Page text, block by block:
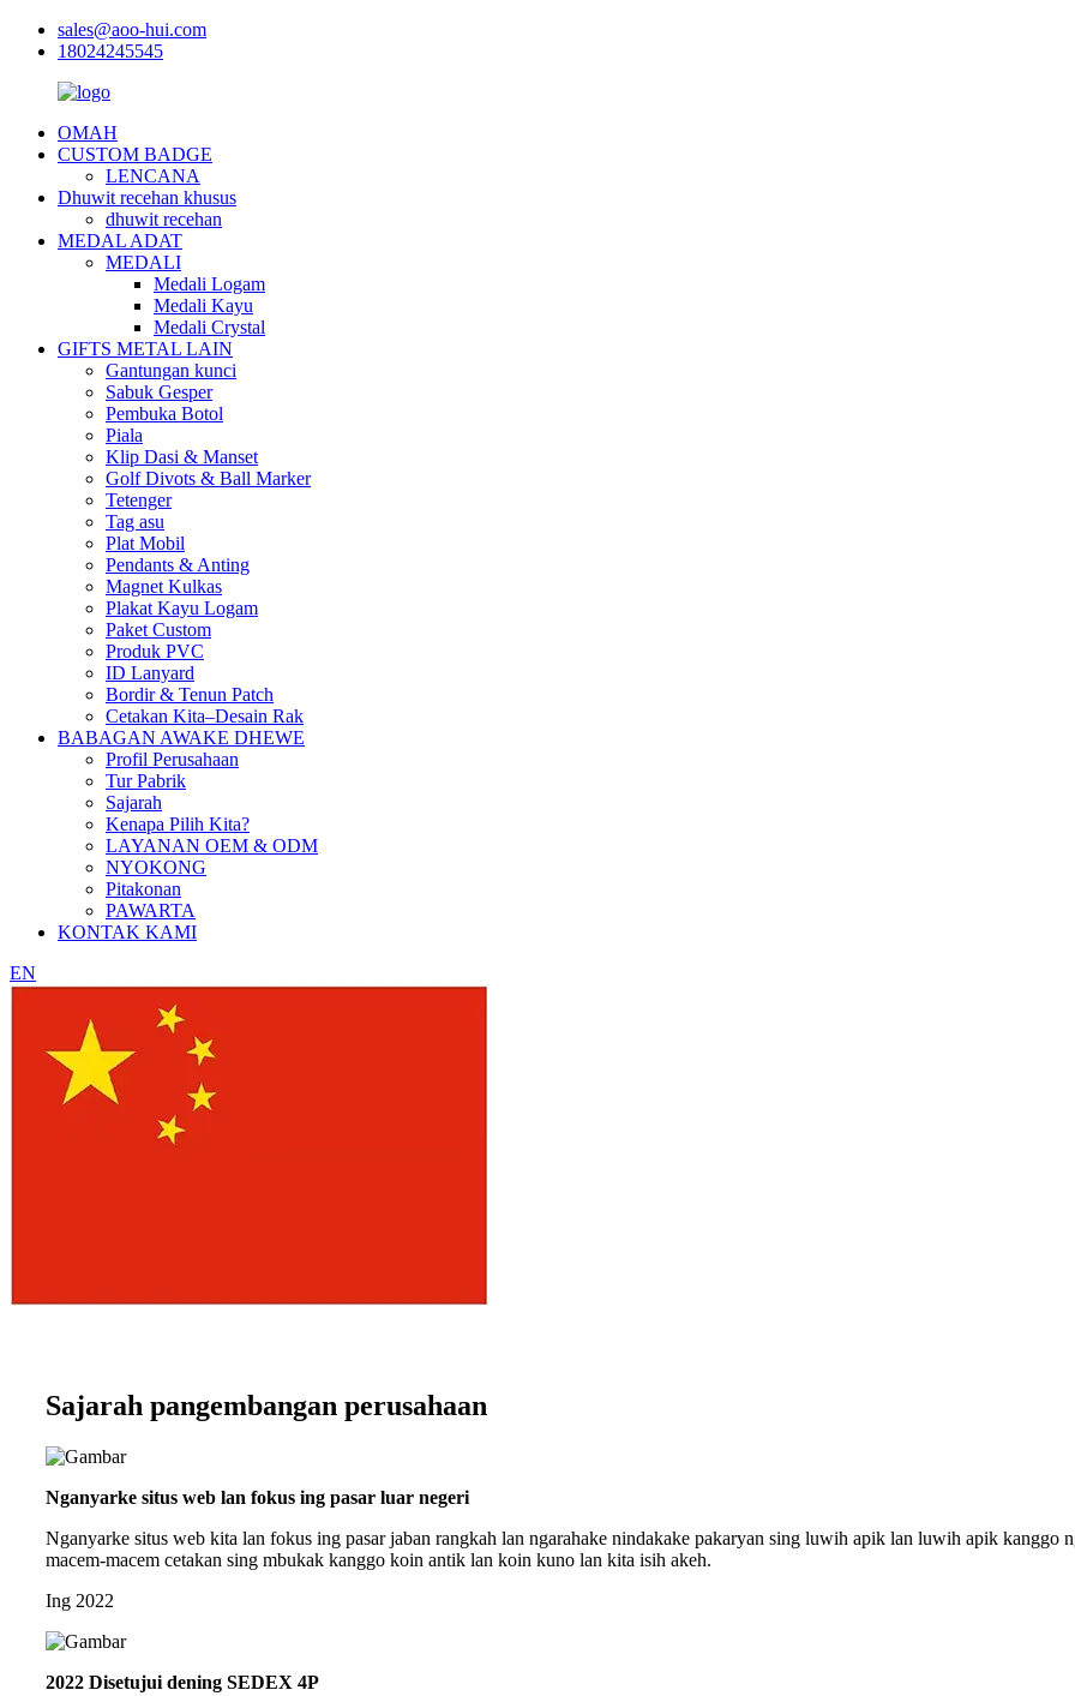
sales@aoo-hui.com
18024245545
OMAH
CUSTOM BADGE
LENCANA
Dhuwit recehan khusus
dhuwit recehan
MEDAL ADAT
MEDALI
Medali Logam
Medali Kayu
Medali Crystal
GIFTS METAL LAIN
Gantungan kunci
Sabuk Gesper
Pembuka Botol
Piala
Klip Dasi & Manset
Golf Divots & Ball Marker
Tetenger
Tag asu
Plat Mobil
Pendants & Anting
Magnet Kulkas
Plakat Kayu Logam
Paket Custom
Produk PVC
ID Lanyard
Bordir & Tenun Patch
Cetakan Kita–Desain Rak
BABAGAN AWAKE DHEWE
Profil Perusahaan
Tur Pabrik
Sajarah
Kenapa Pilih Kita?
LAYANAN OEM & ODM
NYOKONG
Pitakonan
PAWARTA
KONTAK KAMI
EN
Sajarah pangembangan perusahaan
Nganyarke situs web lan fokus ing pasar luar negeri
Nganyarke situs web kita lan fokus ing pasar jaban rangkah lan ngarahake nindakake pakaryan sing luwih apik lan luwih apik kanggo
macem-macem cetakan sing mbukak kanggo koin antik lan koin kuno lan kita isih akeh.
Ing 2022
2022 Disetujui dening SEDEX 4P